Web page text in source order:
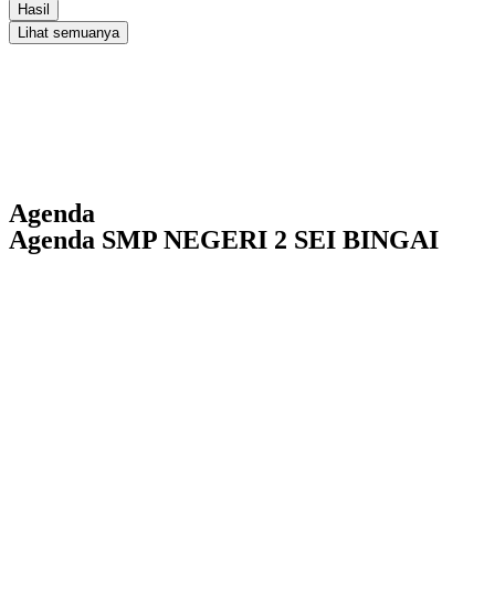
Hasil
Lihat semuanya
Agenda
Agenda SMP NEGERI 2 SEI BINGAI